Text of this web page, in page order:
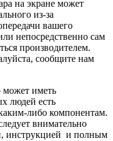
на экране может
из-за
вашего
непосредственно сам
производителем.
сообщите нам
может иметь
людей есть
либо компонентам.
внимательно
инструкцией и полным